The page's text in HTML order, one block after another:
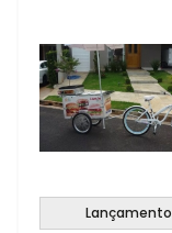
Lançamento